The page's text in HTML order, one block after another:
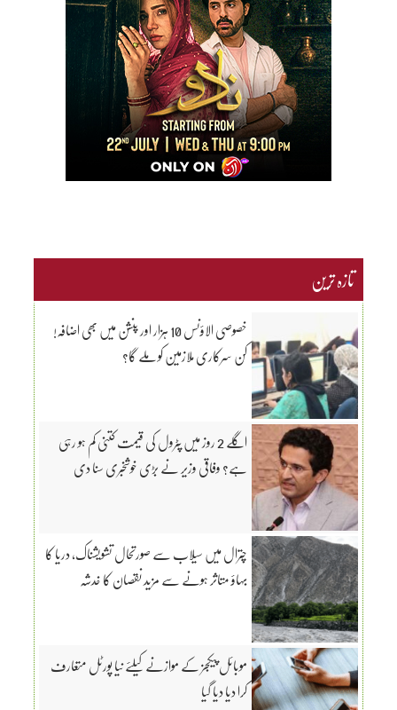
تازہ ترین
خصوصی الاؤنس 10 ہزار اور پنشن میں بھی اضافہ!
کن سرکاری ملازمین کو ملے گا؟
اگلے 2 روز میں پٹرول کی قیمت کتنی کم ہو رہی
ہے؟ وفاقی وزیر نے بڑی خوشخبری سنا دی
چترال میں سیلاب سے صورتحال تشویشناک، دریا کا
بہاؤ متاثر ہونے سے مزید نقصان کا خدشہ
موبائل پیکجز کے موازنے کیلئے نیا پورٹل متعارف
کرا دیا دیا گیا